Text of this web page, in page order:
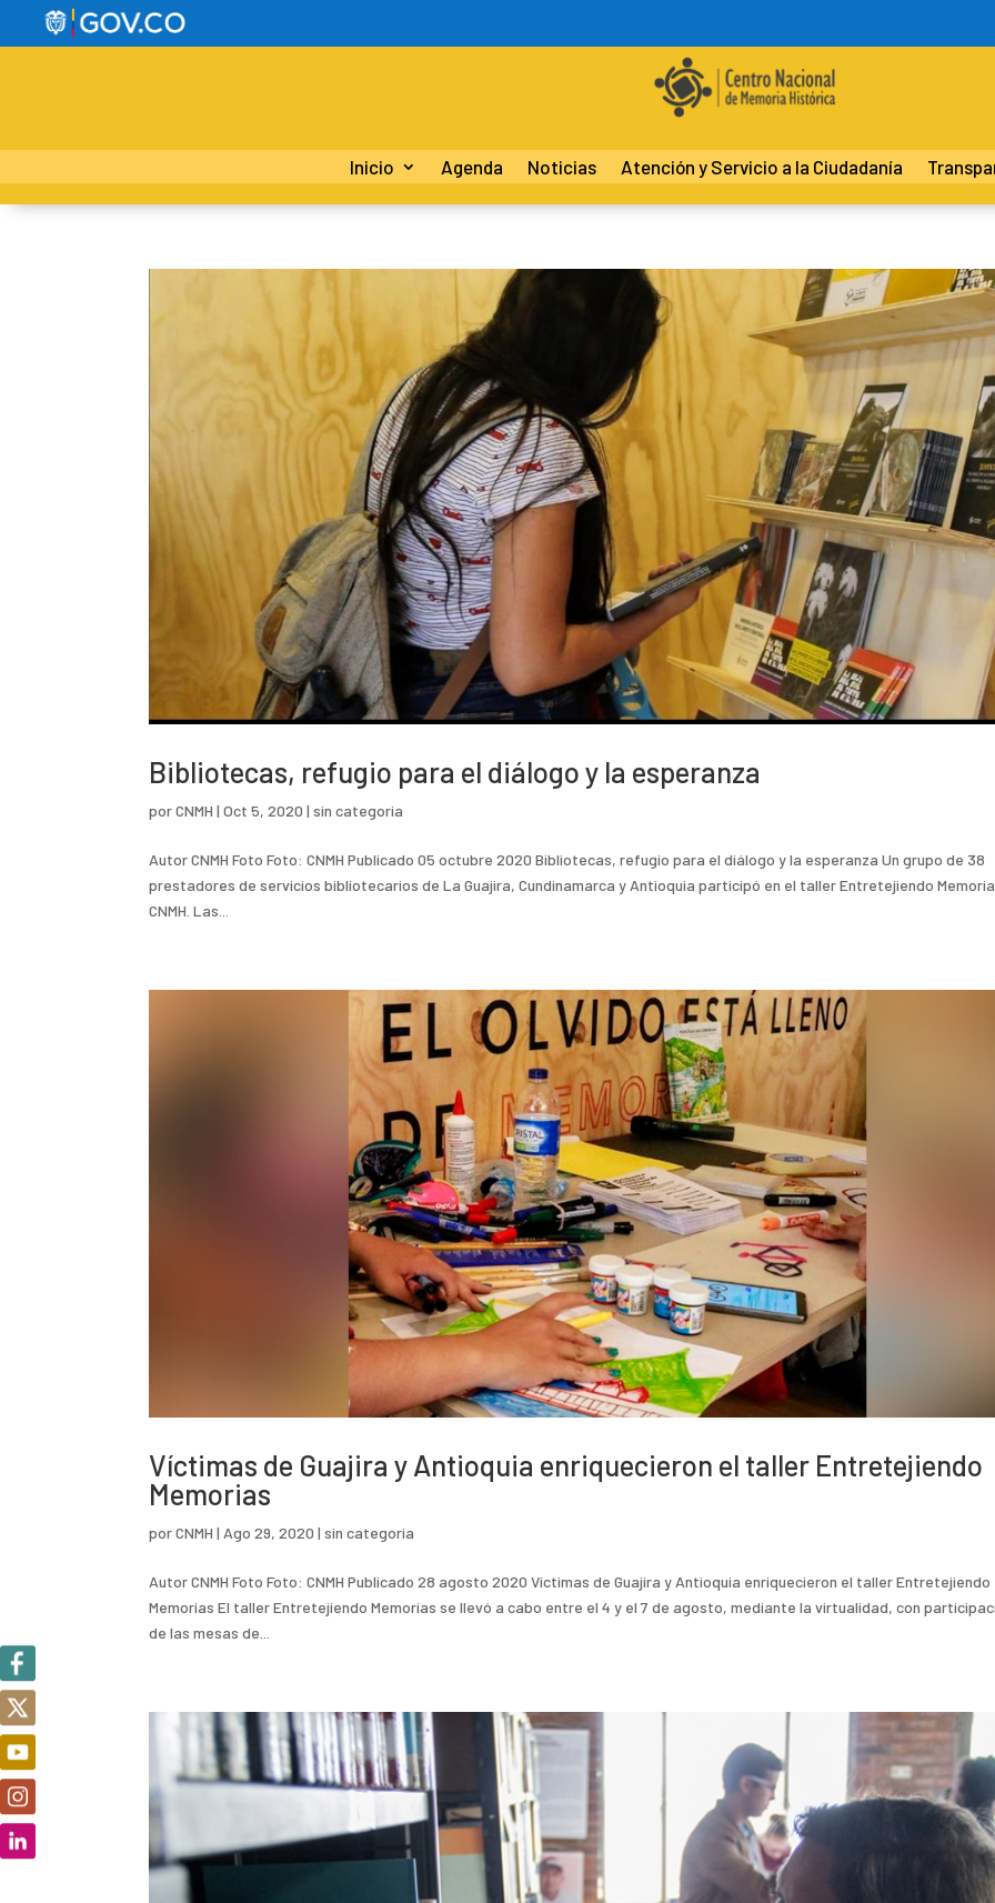
Inicio Agenda Noticias Atención y Servicio a la Ciudadanía
Bibliotecas, refugio para el diálogo y la esperanza
porCNMH |Oct 5, 2020 |sin categoria
Autor CNMH Foto Foto: CNMH Publicado 05 octubre 2020 Bibliotecas, refugio para el diálogo y la esperanza Un grupo de 38
prestadores de servicios bibliotecarios de La Guajira, Cundinamarca y Antioquia participó en el taller Entretejiendo
CNMH. Las...
Víctimas de Guajira y Antioquia enriquecieron el taller Entretejiendo
Memorias
porCNMH | Ago 29, 2020 |sin categoria
Autor CNMH Foto Foto: CNMH Publicado 28 agosto 2020 Víctimas de Guajira y Antioquia enriquecieron el taller Entretejiendo
Memorias El taller Entretejiendo Memorias se llevó a cabo entre el 4 y el 7 de agosto, mediante la virtualidad, con
de las mesas de...